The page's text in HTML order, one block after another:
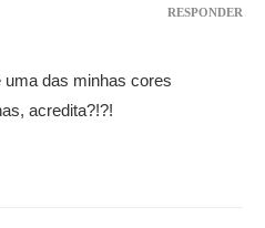
das minhas cores
acredita?!?!
RESPONDER